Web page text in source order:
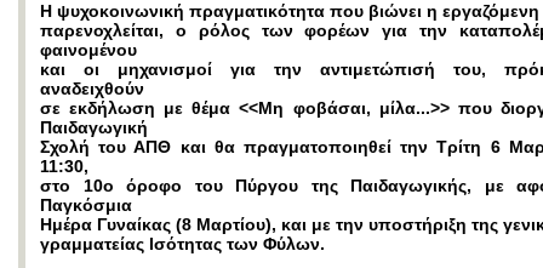
Η ψυχοκοινωνική πραγματικότητα που βιώνει η
παρενοχλείται, ο ρόλος των φορέων για την
φαινομένου
και οι μηχανισμοί για την αντιμετώπισή του,
αναδειχθούν
σε εκδήλωση με θέμα <<Μη φοβάσαι, μίλα...>> που
Παιδαγωγική
Σχολή του ΑΠΘ και θα πραγματοποιηθεί την Τρίτη 6
11:30,
στο 10ο όροφο του Πύργου της Παιδαγωγικής, με
Παγκόσμια
Ημέρα Γυναίκας (8 Μαρτίου), και με την υποστήριξη της
γραμματείας Ισότητας των Φύλων.